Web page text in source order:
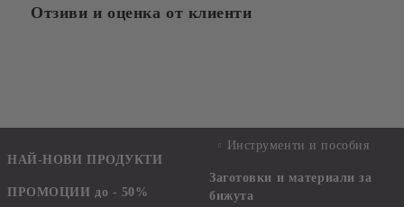
Отзиви и оценка от клиенти
НАЙ-НОВИ ПРОДУКТИ
ПРОМОЦИИ до - 50%
Инструменти и пособия
Заготовки и материали за
бижута